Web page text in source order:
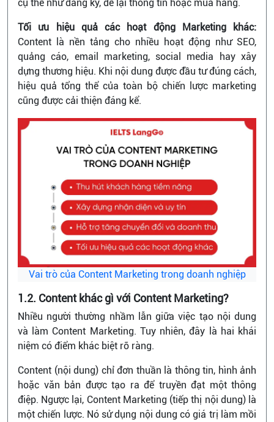
cụ thể như đăng ký, để lại thông tin hoặc mua hàng.
Tối ưu hiệu quả các hoạt động Marketing khác:
Content là nền tảng cho nhiều hoạt động như SEO,
quảng cáo, email marketing, social media hay xây
dựng thương hiệu. Khi nội dung được đầu tư đúng cách,
hiệu quả tổng thể của toàn bộ chiến lược marketing
cũng được cải thiện đáng kể.
Vai trò của Content Marketing trong doanh nghiệp
1.2. Content khác gì với Content Marketing?
Nhiều người thường nhầm lẫn giữa việc tạo nội dung
và làm Content Marketing. Tuy nhiên, đây là hai khái
niệm có điểm khác biệt rõ ràng.
Content (nội dung) chỉ đơn thuần là thông tin, hình ảnh
hoặc văn bản được tạo ra để truyền đạt một thông
điệp. Ngược lại, Content Marketing (tiếp thị nội dung) là
một chiến lược. Nó sử dụng nội dung có giá trị làm mồi